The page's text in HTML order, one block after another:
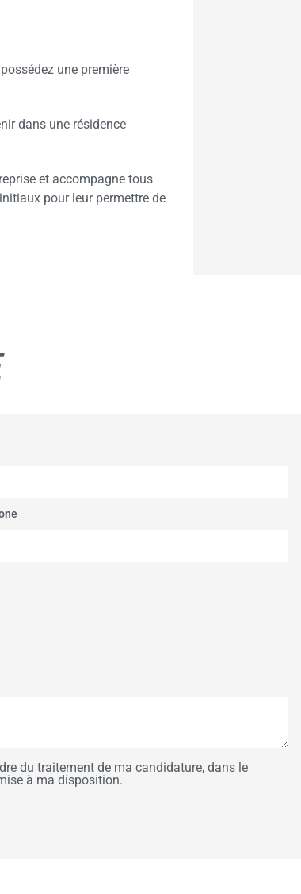
une première
dans une résidence
et accompagne tous
pour leur permettre de
du traitement de ma candidature, dans le
à ma disposition.